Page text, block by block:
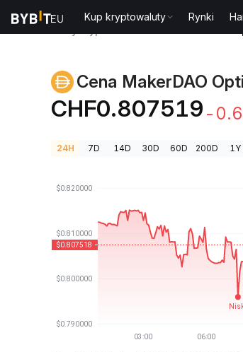
Kup kryptowaluty Rynki
Cena MakerDAO
CHF0.807519 -
24H 7D 14D 30D 60D 200D 1Y